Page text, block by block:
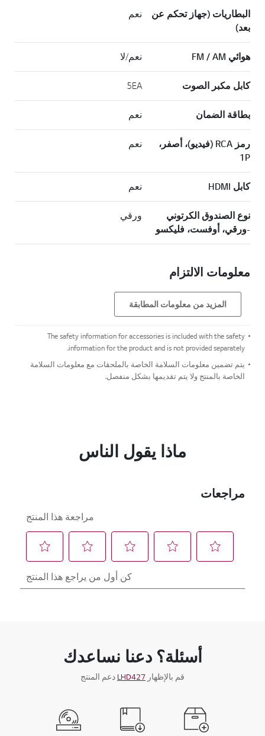
البطاريات (جهاز تحكم عن
بعد)
نعم
هوائي FM / AM نعم/لا
كابل مكبر الصوت 5EA
بطاقة الضمان نعم
رمز RCA (فيديو)، أصفر،
1P
نعم
كابل HDMI نعم
نوع الصندوق الكرتوني
-ورقي، أوفست، فليكسو
ورقي
معلومات الالتزام
المزيد من معلومات المطابقة
The safety information for accessories is included with the safety
information for the product and is not provided separately.
يتم تضمين معلومات السلامة الخاصة بالملحقات مع معلومات السلامة
الخاصة بالمنتج ولا يتم تقديمها بشكل منفصل.
ماذا يقول الناس
أسئلة؟ دعنا نساعدك
قم بالإظهار LHD427 دعم المنتج